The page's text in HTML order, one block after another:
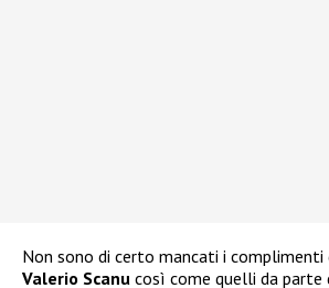
Non sono di certo mancati i complimenti
Valerio Scanu così come quelli da parte